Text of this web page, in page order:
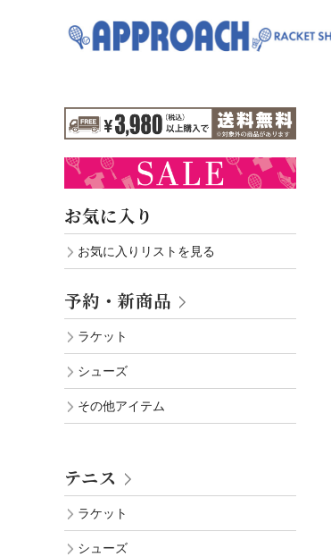
お気に入り
お気に入りリストを見る
予約・新商品
ラケット
シューズ
その他アイテム
テニス
ラケット
シューズ